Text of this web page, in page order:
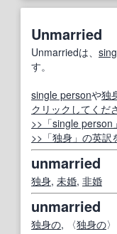
Unmarried
Unmarriedは、
す。
single personや独
クリックしてくだ
>>「single person
>>「独身」の英訳
unmarried
独身, 未婚, 非婚
unmarried
独身の, 〈独身の